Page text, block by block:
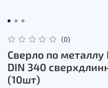
(0)
Сверлo по металлу
DIN 340
(10шт)